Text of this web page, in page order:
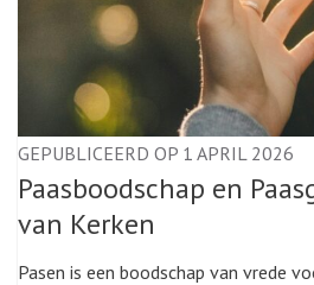
GEPUBLICEERD OP 1 APRIL 2026
Paasboodschap en
van Kerken
Pasen is een boodschap van vrede